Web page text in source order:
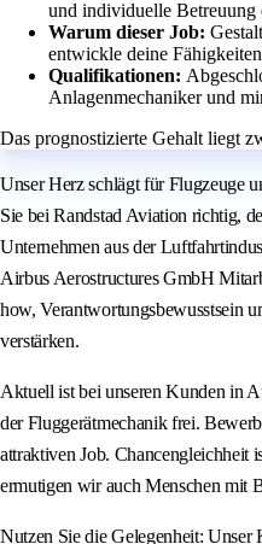
und individuelle Betreuung
Warum dieser Job:
entwickle deine
Qualifikationen:
Anlagenmechaniker und
Das prognostizierte Gehalt liegt
Unser Herz schlägt für Flugzeuge
Sie bei Randstad Aviation richtig,
Unternehmen aus der
Airbus Aerostructures GmbH
how, Verantwortungsbewusstsein
verstärken.
Aktuell ist bei unseren Kunden in
der Fluggerätmechanik frei.
attraktiven Job. Chancengleichheit
ermutigen wir auch Menschen mit
Nutzen Sie die Gelegenheit: